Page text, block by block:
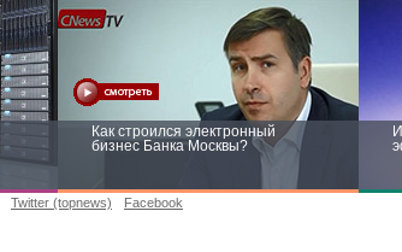
Как строился электронный
бизнес Банка Москвы?
Twitter (topnews) Facebook